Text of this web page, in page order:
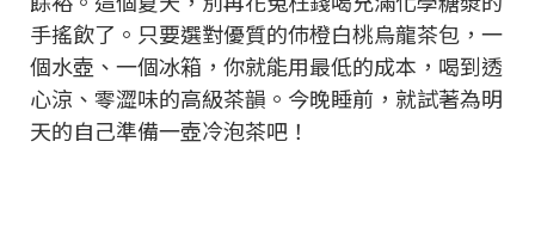
手搖飲了。只要選對優質的伂橙白桃烏龍茶包，一
個水壺、一個冰箱，你就能用最低的成本，喝到透
心涼、零澀味的高級茶韻。今晚睡前，就試著為明
天的自己準備一壺冷泡茶吧！